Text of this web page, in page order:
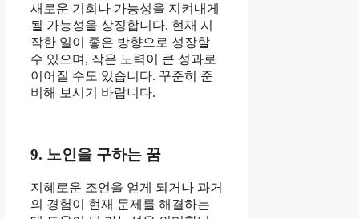
새로운 기회나 가능성을 지켜내게
될 가능성을 상징합니다. 현재 시
작한 일이 좋은 방향으로 성장할
수 있으며, 작은 노력이 큰 성과로
이어질 수도 있습니다. 꾸준히 준
비해 보시기 바랍니다.
9. 노인을 구하는 꿈
지혜로운 조언을 얻게 되거나 과거
의 경험이 현재 문제를 해결하는